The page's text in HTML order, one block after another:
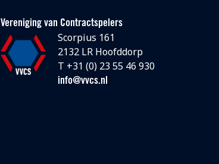
Vereniging van Contractspelers
Scorpius 161
2132 LR Hoofddorp
T +31 (0) 23 55 46 930
info@vvcs.nl